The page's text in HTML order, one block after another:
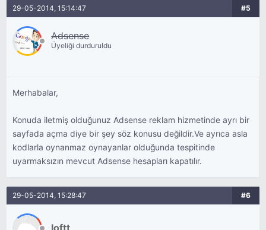
29-05-2014, 15:14:47 #5
Adsense
Üyeliği durduruldu
Merhabalar,
Konuda iletmiş olduğunuz Adsense reklam hizmetinde ayrı bir
sayfada açma diye bir şey söz konusu değildir.Ve ayrıca asla
kodlarla oynanmaz oynayanlar olduğunda tespitinde
uyarmaksızın mevcut Adsense hesapları kapatılır.
29-05-2014, 15:28:47 #6
loftt